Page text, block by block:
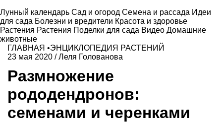
Лунный календарь Сад и огород Семена и рассада Идеи
для сада Болезни и вредители Красота и здоровье
Растения Растения Поделки для сада Видео Домашние
животные
ГЛАВНАЯ •ЭНЦИКЛОПЕДИЯ РАСТЕНИЙ
23 мая 2020 /Леля Голованова
Размножение
рододендронов:
семенами и черенками